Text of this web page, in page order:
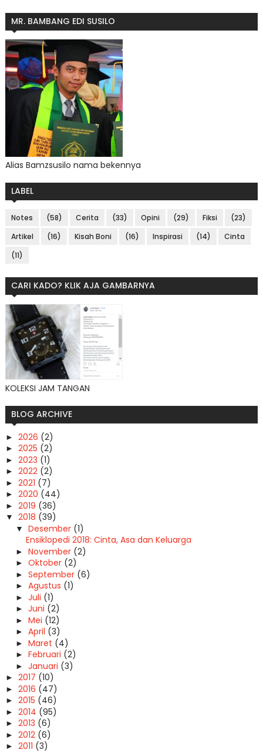
MR. BAMBANG EDI SUSILO
Alias Bamzsusilo nama bekennya
LABEL
Notes (58) Cerita (33) Opini (29) Fiksi
(23)
Artikel
(16) Kisah Boni (16) Inspirasi (14)
Cinta
(11)
CARI KADO? KLIK AJA GAMBARNYA
KOLEKSI JAM TANGAN
BLOG ARCHIVE
► 2026 (2)
► 2025 (2)
► 2023 (1)
► 2022 (2)
► 2021 (7)
► 2020 (44)
► 2019 (36)
▼ 2018 (39)
▼ Desember (1)
Ensiklopedi 2018: Cinta, Asa dan Keluarga
► November (2)
► Oktober (2)
► September (6)
► Agustus (1)
► Juli (1)
► Juni (2)
► Mei (12)
► April (3)
► Maret (4)
► Februari (2)
► Januari (3)
► 2017 (10)
► 2016 (47)
► 2015 (46)
► 2014 (95)
► 2013 (6)
► 2012 (6)
► 2011 (3)